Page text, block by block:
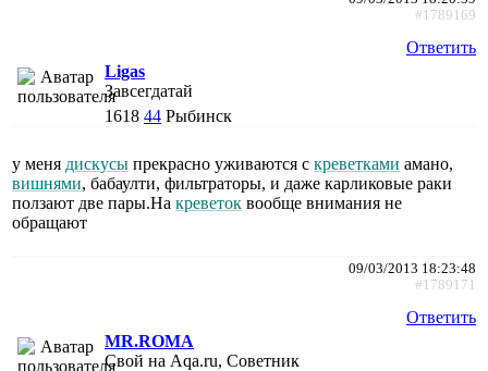
#1789169
Ответить
Ligas
Завсегдатай
1618 44 Рыбинск
у меня дискусы прекрасно уживаются с креветками амано,
вишнями, бабаулти, фильтраторы, и даже карликовые раки
ползают две пары.На креветок вообще внимания не
обращают
09/03/2013 18:23:48
#1789171
Ответить
MR.ROMA
Свой на Aqa.ru, Советник